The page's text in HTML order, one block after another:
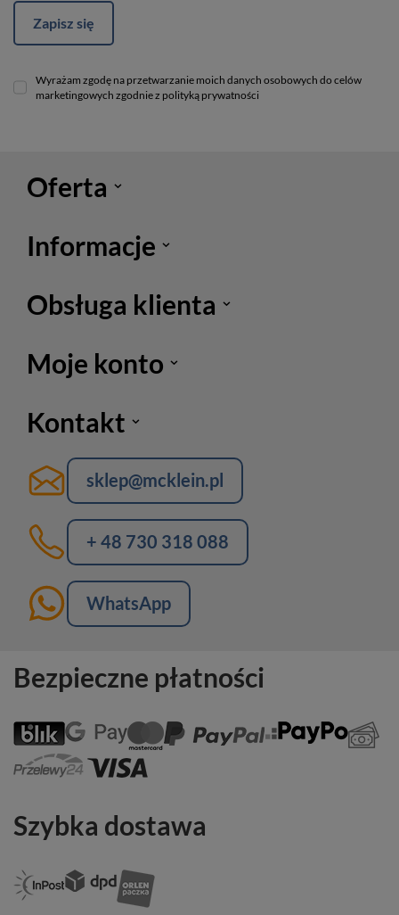
Zapisz się
Wyrażam zgodę na przetwarzanie moich danych osobowych do celów
marketingowych zgodnie z polityką prywatności
Oferta
Informacje
Obsługa klienta
Moje konto
Kontakt
sklep@mcklein.pl
+ 48 730 318 088
WhatsApp
Bezpieczne płatności
Szybka dostawa